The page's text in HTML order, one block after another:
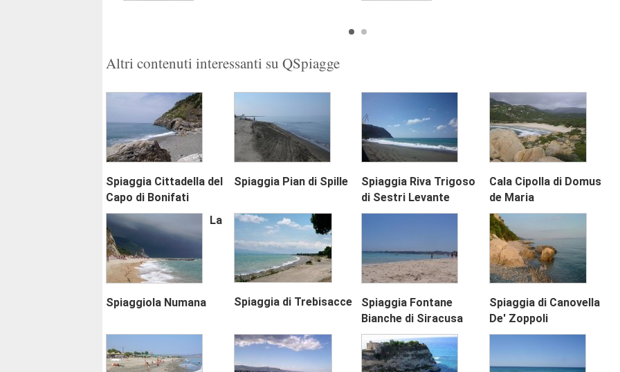
Altri contenuti interessanti su QSpiagge
Spiaggia Cittadella del
Capo di Bonifati
Spiaggia Pian di Spille
Spiaggia Riva Trigoso
di Sestri Levante
Cala Cipolla di Domus
de Maria
La
Spiaggiola Numana Spiaggia di Trebisacce
Spiaggia Fontane
Bianche di Siracusa
Spiaggia di Canovella
De' Zoppoli